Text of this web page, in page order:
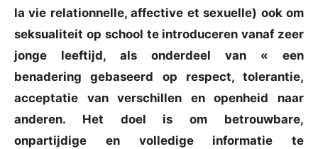
la vie relationnelle, affective et sexuelle) ook om
seksualiteit op school te introduceren vanaf zeer
jonge leeftijd, als onderdeel van « een
benadering gebaseerd op respect, tolerantie,
acceptatie van verschillen en openheid naar
anderen. Het doel is om betrouwbare,
onpartijdige en volledige informatie te